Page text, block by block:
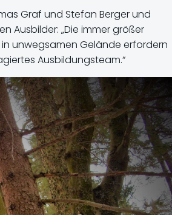
Graf und Stefan Berger und
Ausbilder: „Die immer größer
unwegsamen Gelände erfordern
Ausbildungsteam.“